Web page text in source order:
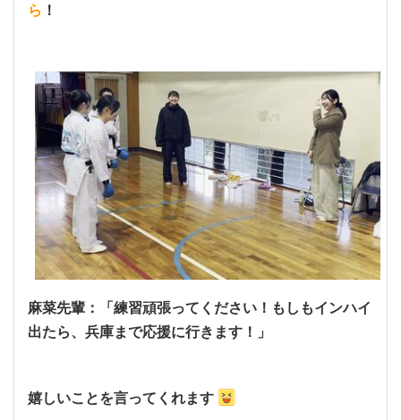
ら ！
麻菜先輩：「練習頑張ってください！もしもインハイ
出たら、兵庫まで応援に行きます！」
嬉しいことを言ってくれます